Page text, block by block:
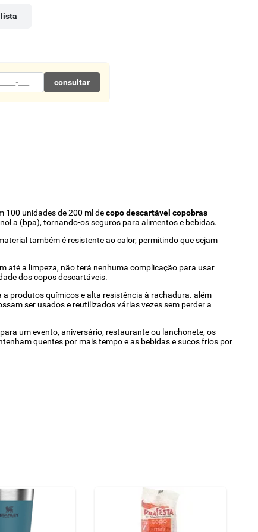
consultar
100 unidades de 200 ml decopo descartável copobras
a (bpa), tornando-os seguros para alimentos e bebidas.
também é resistente ao calor, permitindo que sejam
até a limpeza, não terá nenhuma complicação para usar
dos copos descartáveis.
produtos químicos e alta resistência à rachadura. além
ser usados e reutilizados várias vezes sem perder a
um evento, aniversário, restaurante ou lanchonete, os
quentes por mais tempo e as bebidas e sucos frios por